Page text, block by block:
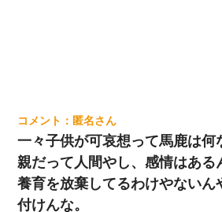
匿名
一々子供が可哀想って馬鹿は何
親だって人間やし、感情はある
養育を放棄してるわけやないん
付けんな。